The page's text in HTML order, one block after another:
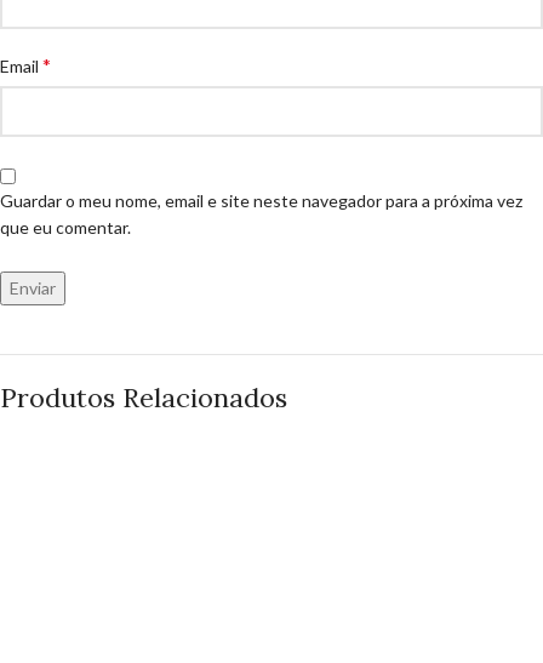
Email *
Guardar o meu nome, email e site neste navegador para a próxima vez
que eu comentar.
Produtos Relacionados